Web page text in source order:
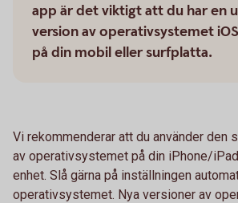
app är det viktigt att du har en
version av operativsystemet
på din mobil eller surfplatta.
Vi rekommenderar att du använder den
av operativsystemet på din iPhone/
enhet. Slå gärna på inställningen
operativsystemet. Nya versioner av